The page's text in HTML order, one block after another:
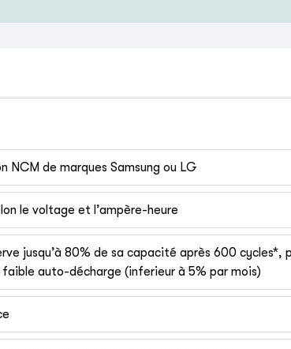
NCM de marques Samsung ou LG
le voltage et l’ampère-heure
jusqu’à 80% de sa capacité après 600 cycles*,
auto-décharge (inferieur à 5% par mois)